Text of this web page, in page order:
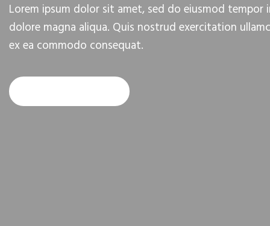
Lorem ipsum dolor sit amet, sed do eiusmod
dolore magna aliqua. Quis nostrud exercitation
ex ea commodo consequat.